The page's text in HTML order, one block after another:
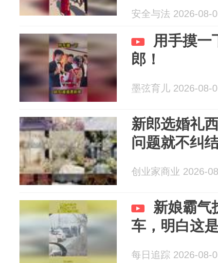
安全与法 2026-08-
用手摸一
郎！
墨弦育儿 2026-08-
新郎选婚礼
问题就不纠
创业家商业 2026-
新娘霸气
车，明白这
每日追踪 2026-08-